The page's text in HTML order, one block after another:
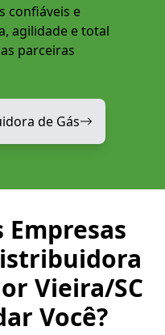
confiáveis e
agilidade e total
parceiras
de Gás
Empresas
Vieira/SC
Você?